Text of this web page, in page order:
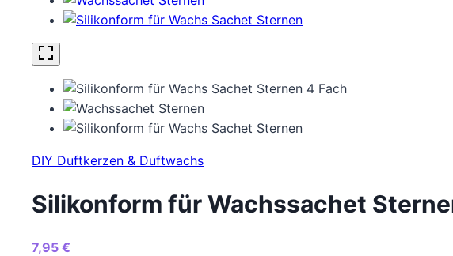
DIY Duftkerzen & Duftwachs
Silikonform für Wachssachet
7,95 €